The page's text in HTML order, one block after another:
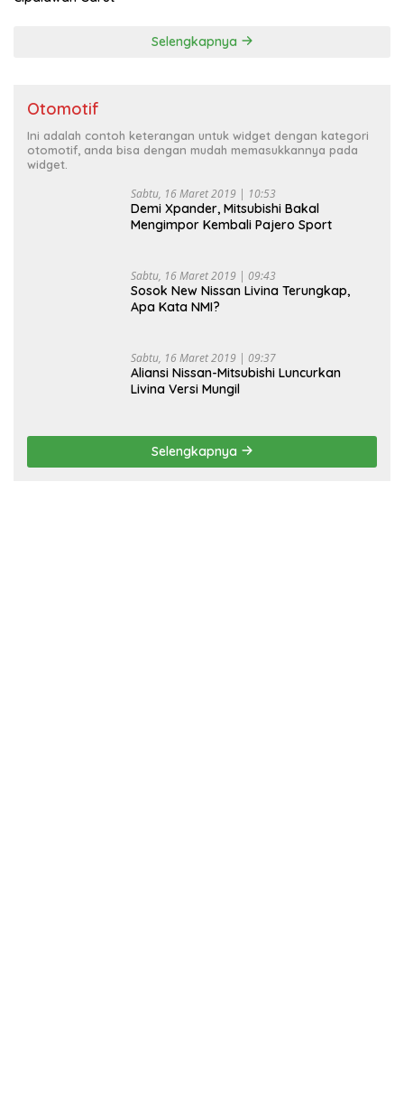
Selengkapnya
Otomotif
Ini adalah contoh keterangan untuk widget dengan kategori
otomotif, anda bisa dengan mudah memasukkannya pada
widget.
Sabtu, 16 Maret 2019 | 10:53
Demi Xpander, Mitsubishi Bakal
Mengimpor Kembali Pajero Sport
Sabtu, 16 Maret 2019 | 09:43
Sosok New Nissan Livina Terungkap,
Apa Kata NMI?
Sabtu, 16 Maret 2019 | 09:37
Aliansi Nissan-Mitsubishi Luncurkan
Livina Versi Mungil
Selengkapnya